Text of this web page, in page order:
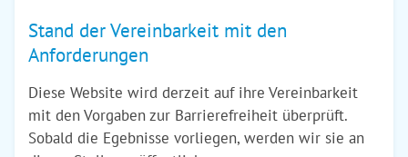
Stand der Vereinbarkeit mit den
Anforderungen
Diese Website wird derzeit auf ihre Vereinbarkeit
mit den Vorgaben zur Barrierefreiheit überprüft.
Sobald die Egebnisse vorliegen, werden wir sie an